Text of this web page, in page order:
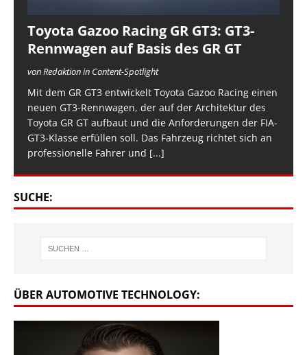
Toyota Gazoo Racing GR GT3: GT3-
Rennwagen auf Basis des GR GT
von Redaktion in Content-Spotlight
Mit dem GR GT3 entwickelt Toyota Gazoo Racing einen
neuen GT3-Rennwagen, der auf der Architektur des
Toyota GR GT aufbaut und die Anforderungen der FIA-
GT3-Klasse erfüllen soll. Das Fahrzeug richtet sich an
professionelle Fahrer und [...]
SUCHE:
ÜBER AUTOMOTIVE TECHNOLOGY: